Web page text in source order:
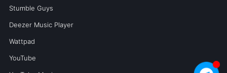
Stumble Guys
Deezer Music Player
Wattpad
YouTube